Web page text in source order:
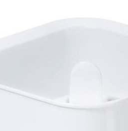
Poistotuotteet
Kausituotteet